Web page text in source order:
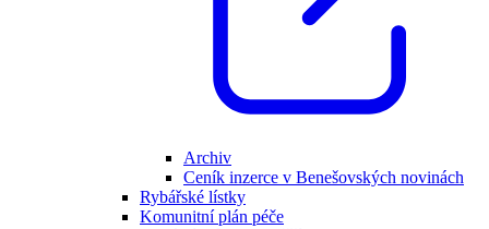
Archiv
Ceník inzerce v Benešovských novinách
Rybářské lístky
Komunitní plán péče